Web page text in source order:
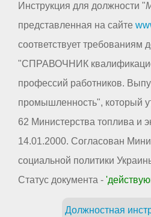
Инструкция для должности "
представленная на сайте
соответствует требованиям
"СПРАВОЧНИК
профессий работников.
промышленность", который
62 Министерства топлива и
14.01.2000. Согласован
социальной политики
Статус документа -
Должностная